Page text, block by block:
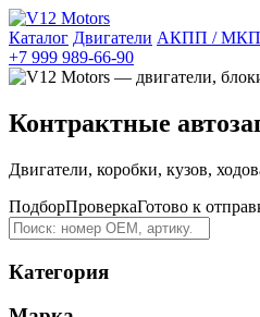
Каталог Двигатели АКПП /
+7 999 989-66-90
Контрактные
Двигатели, коробки, кузов,
ПодборПроверкаГотово к
Категория